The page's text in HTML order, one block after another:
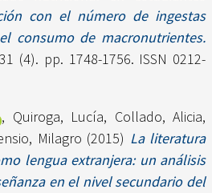
con el número de ingestas
consumo de macronutrientes.
(4). pp. 1748-1756. ISSN 0212-
, Quiroga, Lucía, Collado, Alicia,
Milagro (2015) La literatura
lengua extranjera: un análisis
en el nivel secundario del